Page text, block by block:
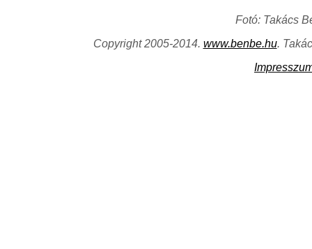
Fotó: Takács
Copyright 2005-2014. www.benbe.hu.